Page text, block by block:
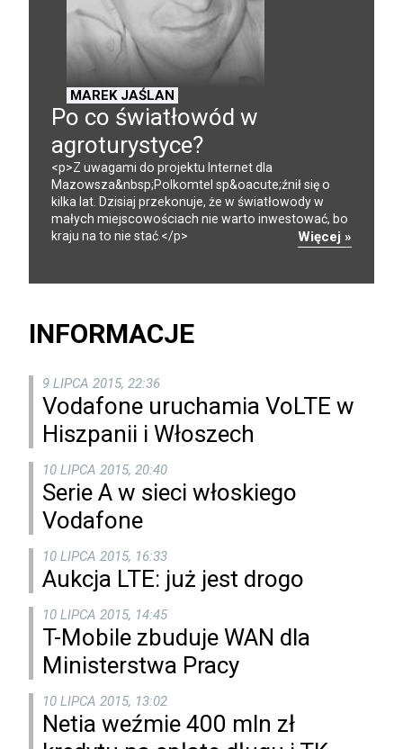
MAREK JAŚLAN
Po co światłowód w
agroturystyce?
<p>Z uwagami do projektu Internet dla
Mazowsza&nbsp;Polkomtel sp&oacute;źnił się o
kilka lat. Dzisiaj przekonuje, że w światłowody w
małych miejscowościach nie warto inwestować, bo
kraju na to nie stać.</p>
Więcej »
INFORMACJE
9 LIPCA 2015, 22:36
Vodafone uruchamia VoLTE w
Hiszpanii i Włoszech
10 LIPCA 2015, 20:40
Serie A w sieci włoskiego
Vodafone
10 LIPCA 2015, 16:33
Aukcja LTE: już jest drogo
10 LIPCA 2015, 14:45
T-Mobile zbuduje WAN dla
Ministerstwa Pracy
10 LIPCA 2015, 13:02
Netia weźmie 400 mln zł